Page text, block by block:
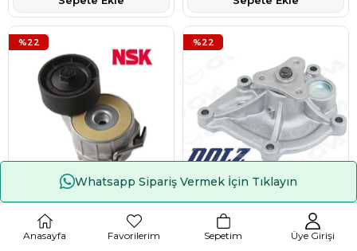
Alternatör Gergi Rulmanı
Kütüklü P206-Bıpper-Expert-
Partner-Berlıngo-C5-Jumpy-
%22
Devırdaım Pompası Psa
Grandland P207 P3008 P308
P5008 P508 Partner Rcz
%22
Whatsapp Sipariş Vermek İçin Tıklayın
Çerez Kullanımı
Anasayfa Favorilerim Sepetim Üye Girişi